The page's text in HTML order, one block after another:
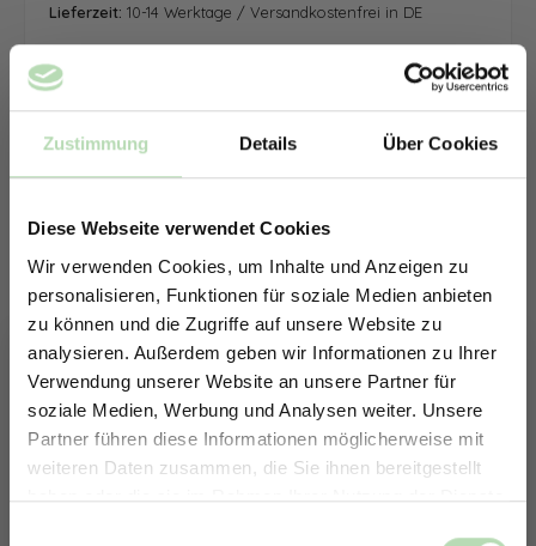
Zustimmung Details Über Cookies
Diese Webseite verwendet Cookies
Wir verwenden Cookies, um Inhalte und Anzeigen zu
personalisieren, Funktionen für soziale Medien anbieten
zu können und die Zugriffe auf unsere Website zu
analysieren. Außerdem geben wir Informationen zu Ihrer
Verwendung unserer Website an unsere Partner für
soziale Medien, Werbung und Analysen weiter. Unsere
Partner führen diese Informationen möglicherweise mit
weiteren Daten zusammen, die Sie ihnen bereitgestellt
haben oder die sie im Rahmen Ihrer Nutzung der Dienste
Lieferzeit: 10-14 Werktage / Versandkostenfrei in DE
ERHALTE 5% RABATT AUF
DEINE RÜCKWÄNDE